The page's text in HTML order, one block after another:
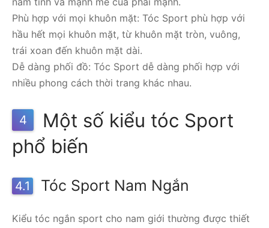
Phù hợp với mọi khuôn mặt: Tóc Sport phù hợp với
hầu hết mọi khuôn mặt, từ khuôn mặt tròn, vuông,
trái xoan đến khuôn mặt dài.
Dễ dàng phối đồ: Tóc Sport dễ dàng phối hợp với
nhiều phong cách thời trang khác nhau.
4
Một số kiểu tóc Sport
phổ biến
4.1 Tóc Sport Nam Ngắn
Kiểu tóc ngắn sport cho nam giới thường được thiết